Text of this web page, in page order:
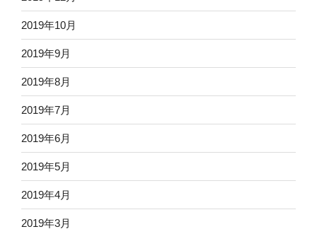
2019年10月
2019年9月
2019年8月
2019年7月
2019年6月
2019年5月
2019年4月
2019年3月